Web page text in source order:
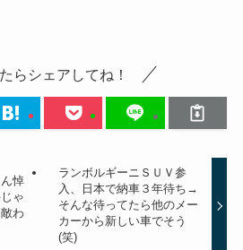
らシェアしてね！
悼
ゃ
わ
ランボルギーニＳＵＶ参
入、日本で納車３年待ち→
そんな待ってたら他のメー
カーから新しい車でそう
(笑)